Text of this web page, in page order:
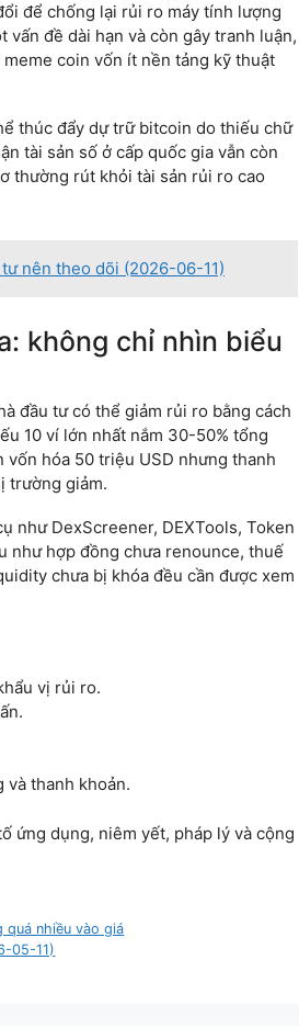
để chống lại rủi ro máy tính lượng
đề dài hạn và còn gây tranh luận,
coin vốn ít nền tảng kỹ thuật
thúc đẩy dự trữ bitcoin do thiếu chữ
tài sản số ở cấp quốc gia vẫn còn
thường rút khỏi tài sản rủi ro cao
nên theo dõi (2026-06-11)
không chỉ nhìn biểu
đầu tư có thể giảm rủi ro bằng cách
10 ví lớn nhất nắm 30-50% tổng
hóa 50 triệu USD nhưng thanh
trường giảm.
như DexScreener, DEXTools, Token
như hợp đồng chưa renounce, thuế
chưa bị khóa đều cần được xem
vị rủi ro.
và thanh khoản.
ứng dụng, niêm yết, pháp lý và cộng
nhiều vào giá
05-11)